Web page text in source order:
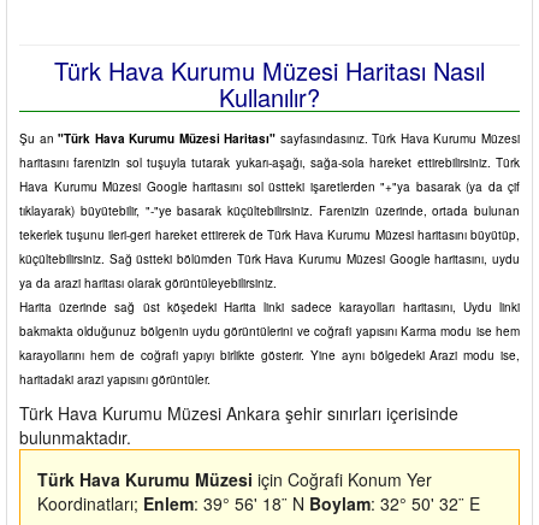
Türk Hava Kurumu Müzesi Haritası Nasıl
Kullanılır?
Şu an"Türk Hava Kurumu Müzesi Haritası" sayfasındasınız. Türk Hava Kurumu Müzesi
haritasını farenizin sol tuşuyla tutarak yukarı-aşağı, sağa-sola hareket ettirebilirsiniz. Türk
Hava Kurumu Müzesi Google haritasını sol üstteki işaretlerden "+"ya basarak (ya da çif
tıklayarak) büyütebilir, "-"ye basarak küçültebilirsiniz. Farenizin üzerinde, ortada bulunan
tekerlek tuşunu ileri-geri hareket ettirerek de Türk Hava Kurumu Müzesi haritasını büyütüp,
küçültebilirsiniz. Sağ üstteki bölümden Türk Hava Kurumu Müzesi Google haritasını, uydu
ya da arazi haritası olarak görüntüleyebilirsiniz.
Harita üzerinde sağ üst köşedeki Harita linki sadece karayolları haritasını, Uydu linki
bakmakta olduğunuz bölgenin uydu görüntülerini ve coğrafi yapısını Karma modu ise hem
karayollarını hem de coğrafi yapıyı birlikte gösterir. Yine aynı bölgedeki Arazi modu ise,
haritadaki arazi yapısını görüntüler.
Türk Hava Kurumu Müzesi Ankara şehir sınırları içerisinde
bulunmaktadır.
Türk Hava Kurumu Müzesi için Coğrafi Konum Yer
Koordinatları; Enlem: 39° 56' 18¨ N Boylam: 32° 50' 32¨ E